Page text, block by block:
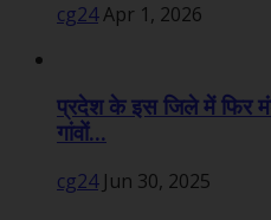
cg24Apr 1, 2026
प्रदेश के इस जिले में फिर
गांवों...
cg24 Jun 30, 2025